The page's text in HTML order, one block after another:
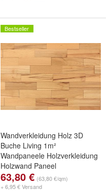
Bestseller
Wandverkleidung Holz 3D
Buche Living 1m²
Wandpaneele Holzverkleidung
Holzwand Paneel
63,80 € (63,80 €/qm)
+ 6,95 € Versand